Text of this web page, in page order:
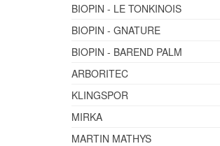
BIOPIN - LE TONKINOIS
BIOPIN - GNATURE
BIOPIN - BAREND PALM
ARBORITEC
KLINGSPOR
MIRKA
MARTIN MATHYS